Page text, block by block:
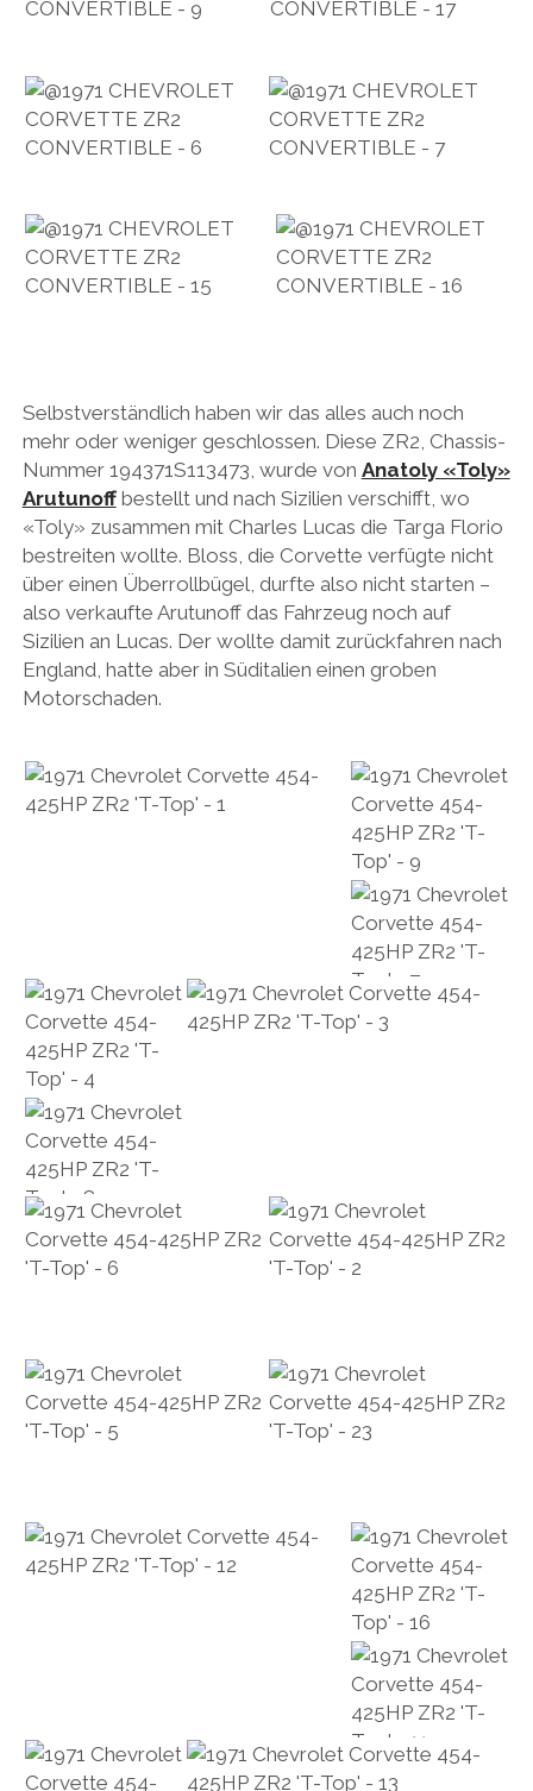
Selbstverständlich haben wir das alles auch noch
mehr oder weniger geschlossen. Diese ZR2, Chassis-
Nummer 194371S113473, wurde von Anatoly «Toly»
Arutunoffbestellt und nach Sizilien verschifft, wo
«Toly» zusammen mit Charles Lucas die Targa Florio
bestreiten wollte. Bloss, die Corvette verfügte nicht
über einen Überrollbügel, durfte also nicht starten –
also verkaufte Arutunoff das Fahrzeug noch auf
Sizilien an Lucas. Der wollte damit zurückfahren nach
England, hatte aber in Süditalien einen groben
Motorschaden.